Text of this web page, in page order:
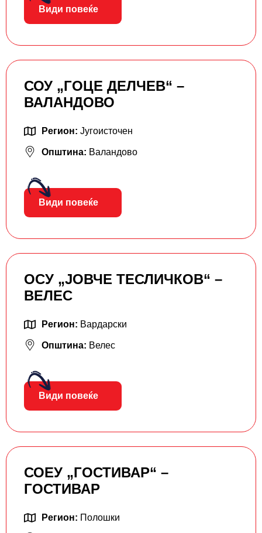
Види повеќе
СОУ „ГОЦЕ ДЕЛЧЕВ“ –
ВАЛАНДОВО
Регион: Југоисточен
Општина: Валандово
Види повеќе
ОСУ „ЈОВЧЕ ТЕСЛИЧКОВ“ –
ВЕЛЕС
Регион: Вардарски
Општина: Велес
Види повеќе
СОЕУ „ГОСТИВАР“ –
ГОСТИВАР
Регион: Полошки